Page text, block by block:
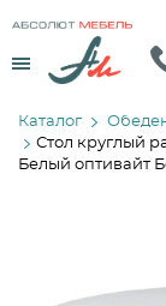
Menu
Каталог
Стол круглый
Белый оптивайт